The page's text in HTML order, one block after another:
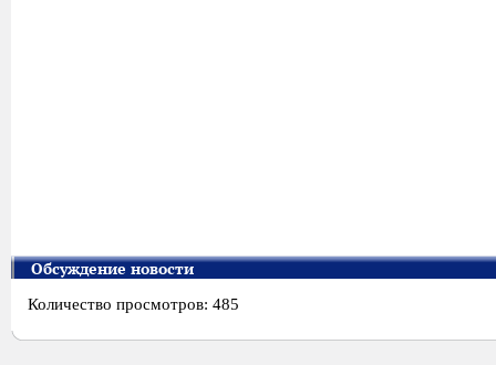
Обсуждение новости
Количество просмотров: 485